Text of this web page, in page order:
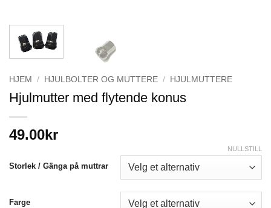
HJEM / HJULBOLTER OG MUTTERE / HJULMUTTERE
Hjulmutter med flytende konus
49.00kr
Storlek / Gänga på muttrar
Farge
NULLSTILL